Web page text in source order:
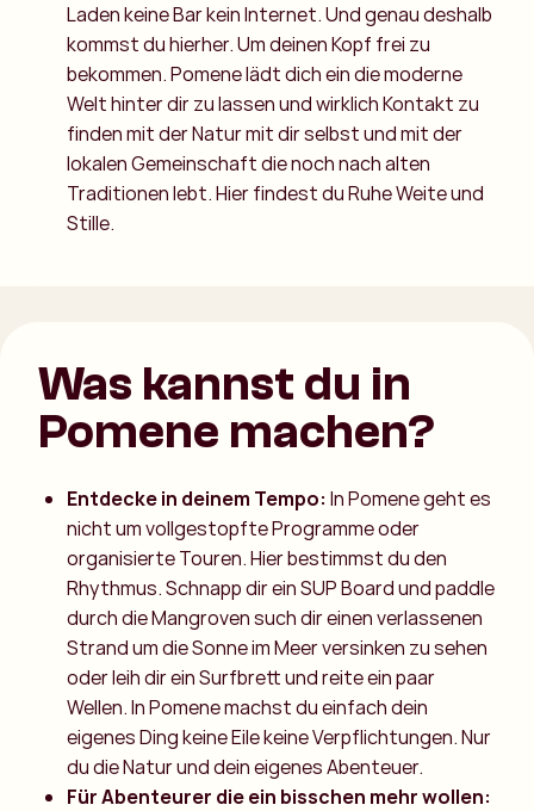
Laden keine Bar kein Internet. Und genau deshalb
kommst du hierher. Um deinen Kopf frei zu
bekommen. Pomene lädt dich ein die moderne
Welt hinter dir zu lassen und wirklich Kontakt zu
finden mit der Natur mit dir selbst und mit der
lokalen Gemeinschaft die noch nach alten
Traditionen lebt. Hier findest du Ruhe Weite und
Stille.
Was kannst du in
Pomene machen?
Entdecke in deinem Tempo: In Pomene geht es
nicht um vollgestopfte Programme oder
organisierte Touren. Hier bestimmst du den
Rhythmus. Schnapp dir ein SUP Board und paddle
durch die Mangroven such dir einen verlassenen
Strand um die Sonne im Meer versinken zu sehen
oder leih dir ein Surfbrett und reite ein paar
Wellen. In Pomene machst du einfach dein
eigenes Ding keine Eile keine Verpflichtungen. Nur
du die Natur und dein eigenes Abenteuer.
Für Abenteurer die ein bisschen mehr wollen: